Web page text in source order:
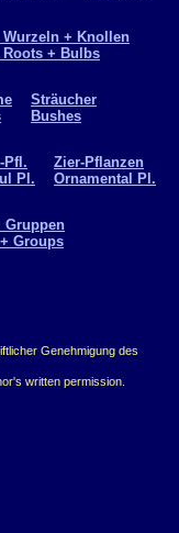
Wurzeln + Knollen
Roots + Bulbs
Sträucher
Bushes
Pfl.
Pl.
Zier-Pflanzen
Ornamental Pl.
Gruppen
Groups
Genehmigung des
written permission.